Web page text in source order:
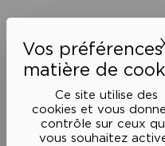
Ce site utilise des
cookies et vous
contrôle sur ceux
vous souhaitez
La Maison de
Découvrir
En photos
Historique
Nos partenaires